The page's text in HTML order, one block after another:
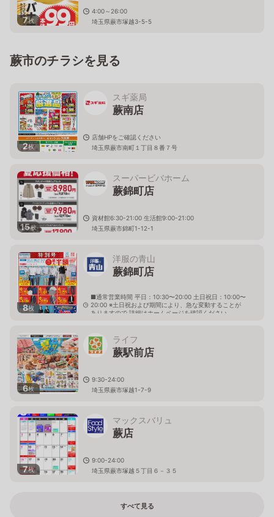
7枚
4:00～26:00
埼玉県蕨市塚越3-5-5
蕨市のチラシを見る
2枚
スギ薬局
蕨南店
店舗HPをご確認ください
埼玉県蕨市南町１丁目８番７号
15枚
スーパービバホーム
蕨錦町店
資材館6:30-21:00 生活館9:00-21:00
埼玉県蕨市錦町1-12-1
8枚
洋服の青山
蕨錦町店
■通常営業時間 平日：10:30〜20:00 土日祝日：10:00〜
20:00 ※土日祝および期間により、急な変動することが
ありますので 詳細はホームページを確認ください
6枚
ライフ
蕨駅前店
9:30-24:00
埼玉県蕨市塚越1-7-9
7枚
マックスバリュ
蕨店
9:00-24:00
埼玉県蕨市塚越５丁目６－３５
すべて見る